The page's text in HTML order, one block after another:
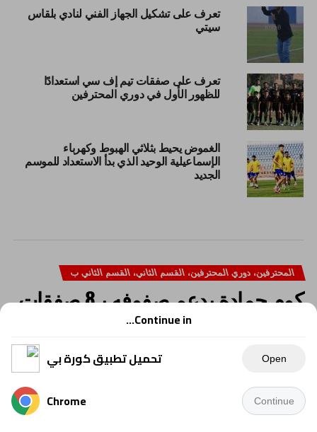
تعرف على تشكيل الجهاز الفني لنادي بلقاس
سيتي
تعرف على صفقات تيم إف سي استعدادًا
للظهور الأول في دوري المحترفين
الغموض يحيط بثلاثي الهبوط وكهرباء
الإسماعيلية الوحيد الذي بدأ الاستعداد للموسم
الجديد
المحترفين، دوري المحترفين، القسم الثاني، القسم الثاني ب
كوم حمادة يدعم صفوفه بـ8 صفقات
استعدادًا للموسم الجديد في القسم
Continue in...
تحميل تطبيق كورة بي
Open
Chrome Continue